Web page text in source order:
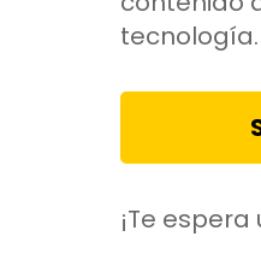
tecnología.
¡Te